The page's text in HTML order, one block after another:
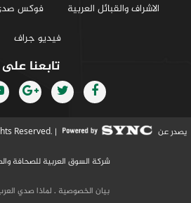
الاشراف والقبائل العربية
فوكس
فيديو جراف
تابعنا على
Reserved. | يصدر عن
شركة السوق العربية للصحافة
بيان الخصوصية . لماذا صدي